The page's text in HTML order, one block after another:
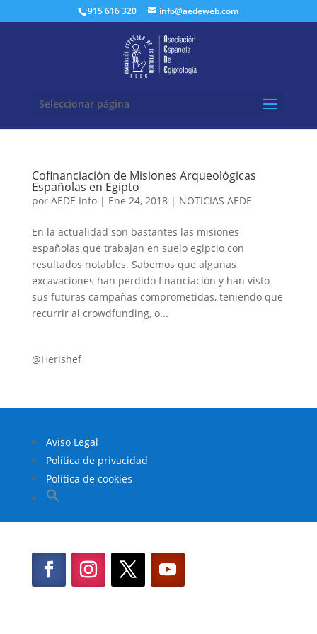
915 616 320 info@aedeweb.com
Seleccionar página
Cofinanciación de Misiones Arqueológicas
Españolas en Egipto
por AEDE Info| Ene 24, 2018| NOTICIAS AEDE
En la actualidad son bastantes las misiones
españolas que trabajan en suelo egipcio con
resultados notables. Sabemos que algunas
excavaciones han perdido financiación y han visto
sus futuras campañas comprometidas, teniendo que
recurrir al crowdfunding, o...
@Herishef
Aviso Legal
Política de privacidad
Política de cookies
Buscar:
Botón de búsqueda